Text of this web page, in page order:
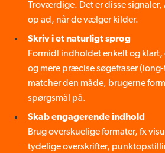
Troværdige. Det er disse
op ad, når de vælger kilder.
Skriv i et naturligt sprog
Formidl indholdet enkelt og
og mere præcise søgefraser
matcher den måde, brugerne
spørgsmål på.
Skab engagerende indhold
Brug overskuelige formater, fx
tydelige overskrifter,